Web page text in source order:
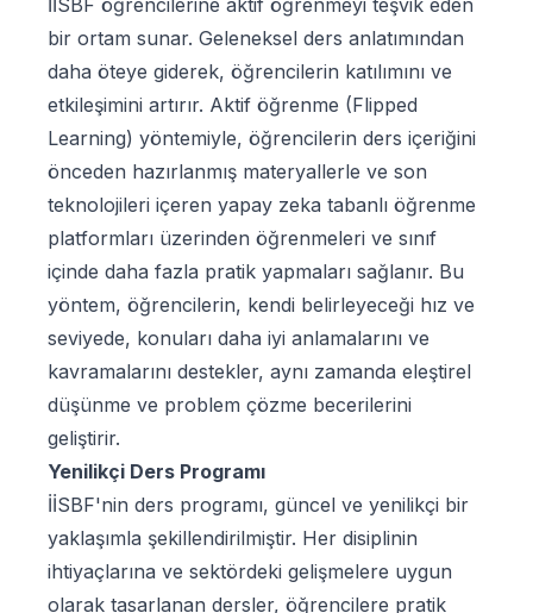
İİSBF öğrencilerine aktif öğrenmeyi teşvik eden
bir ortam sunar. Geleneksel ders anlatımından
daha öteye giderek, öğrencilerin katılımını ve
etkileşimini artırır. Aktif öğrenme (Flipped
Learning) yöntemiyle, öğrencilerin ders içeriğini
önceden hazırlanmış materyallerle ve son
teknolojileri içeren yapay zeka tabanlı öğrenme
platformları üzerinden öğrenmeleri ve sınıf
içinde daha fazla pratik yapmaları sağlanır. Bu
yöntem, öğrencilerin, kendi belirleyeceği hız ve
seviyede, konuları daha iyi anlamalarını ve
kavramalarını destekler, aynı zamanda eleştirel
düşünme ve problem çözme becerilerini
geliştirir.
Yenilikçi Ders Programı
İİSBF'nin ders programı, güncel ve yenilikçi bir
yaklaşımla şekillendirilmiştir. Her disiplinin
ihtiyaçlarına ve sektördeki gelişmelere uygun
olarak tasarlanan dersler, öğrencilere pratik